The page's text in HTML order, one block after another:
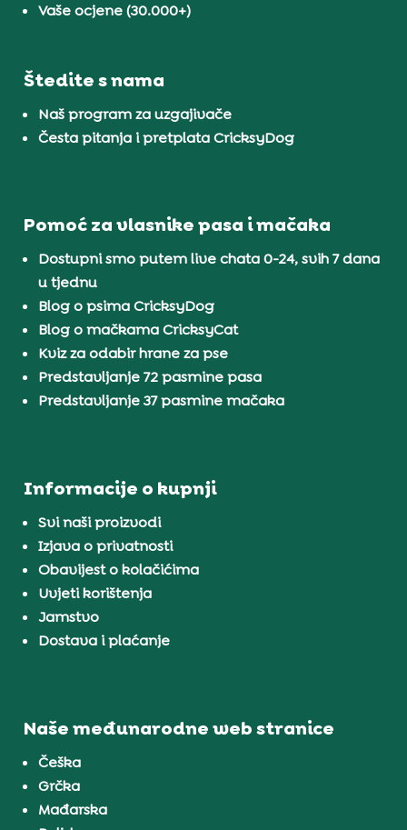
Vaše ocjene (30.000+)
Štedite s nama
Naš program za uzgajivače
Česta pitanja i pretplata CricksyDog
Pomoć za vlasnike pasa i mačaka
Dostupni smo putem live chata 0-24, svih 7 dana
u tjednu
Blog o psima CricksyDog
Blog o mačkama CricksyCat
Kviz za odabir hrane za pse
Predstavljanje 72 pasmine pasa
Predstavljanje 37 pasmine mačaka
Informacije o kupnji
Svi naši proizvodi
Izjava o privatnosti
Obavijest o kolačićima
Uvjeti korištenja
Jamstvo
Dostava i plaćanje
Naše međunarodne web stranice
Češka
Grčka
Mađarska